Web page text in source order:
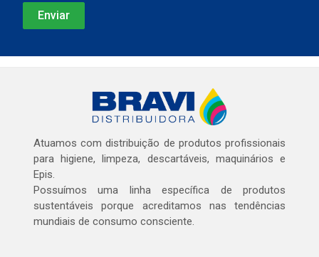
Atuamos com distribuição de produtos profissionais
para higiene, limpeza, descartáveis, maquinários e
Epis.
Possuímos uma linha específica de produtos
sustentáveis porque acreditamos nas tendências
mundiais de consumo consciente.